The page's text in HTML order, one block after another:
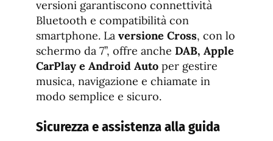
versioni garantiscono connettività
Bluetooth e compatibilità con
smartphone. La versione Cross, con lo
schermo da 7’’, offre anche DAB, Apple
CarPlay e Android Auto per gestire
musica, navigazione e chiamate in
modo semplice e sicuro.
Sicurezza e assistenza alla guida